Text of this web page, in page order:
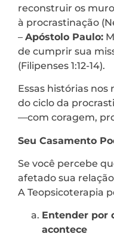
reconstruir os
à procrastinação
– Apóstolo Paulo:
de cumprir sua
(Filipenses 1:12-14).
Essas histórias nos
do ciclo da
—com coragem,
Seu Casamento
Se você percebe
afetado sua
A Teopsicoterapia
Entender por
acontece